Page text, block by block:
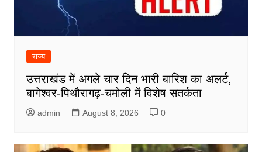
राज्य
उत्तराखंड में अगले चार दिन भारी बारिश का अलर्ट,
बागेश्वर-पिथौरागढ़-चमोली में विशेष सतर्कता
admin August 8, 2026 0